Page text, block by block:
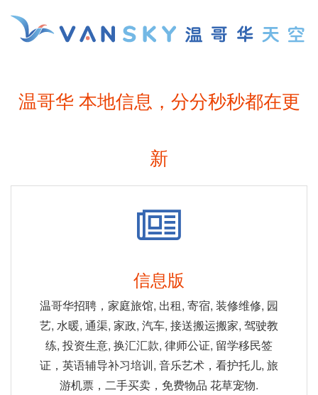
温哥华 本地信息，分分秒秒都在更
新
信息版
温哥华招聘，家庭旅馆, 出租, 寄宿, 装修维修, 园
艺, 水暖, 通渠, 家政, 汽车, 接送搬运搬家, 驾驶教
练, 投资生意, 换汇汇款, 律师公证, 留学移民签
证，英语辅导补习培训, 音乐艺术，看护托儿, 旅
游机票，二手买卖，免费物品 花草宠物.